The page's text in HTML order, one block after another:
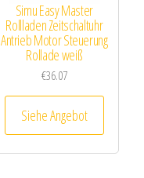
Simu Easy Master
Rollladen Zeitschaltuhr
Antrieb Motor Steuerung
Rollade weiß
€36.07
Siehe Angebot